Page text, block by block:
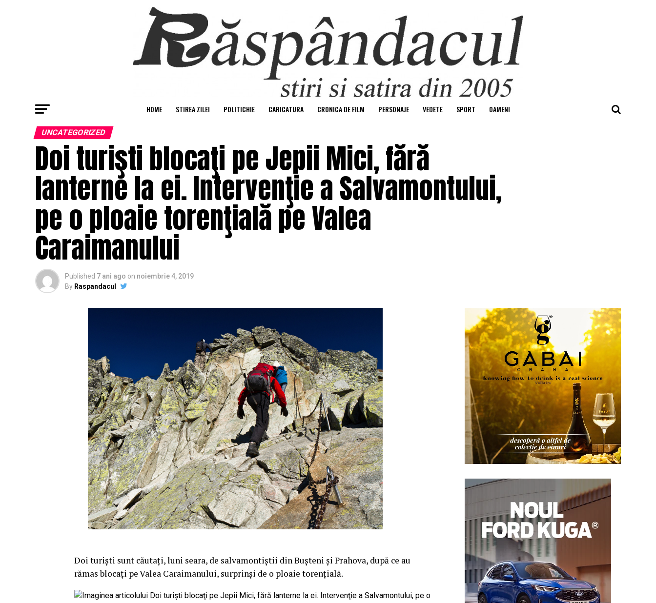
HOME STIREA ZILEI POLITICHIE CARICATURA CRONICA DE FILM PERSONAJE VEDETE SPORT OAMENI
UNCATEGORIZED
Doi turişti blocaţi pe Jepii Mici, fără
lanterne la ei. Intervenţie a Salvamontului,
pe o ploaie torenţială pe Valea
Caraimanului
Published 7 ani ago on noiembrie 4, 2019
By Raspandacul
Doi turişti sunt căutaţi, luni seara, de salvamontiştii din Buşteni şi Prahova, după ce au
rămas blocaţi pe Valea Caraimanului, surprinşi de o ploaie torenţială.